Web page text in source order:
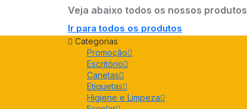
Veja abaixo todos os nossos produtos
Ir para todos os produtos
Categorias
Promoção
Escritório
Canetas
Etiquetas
Higiene e Limpeza